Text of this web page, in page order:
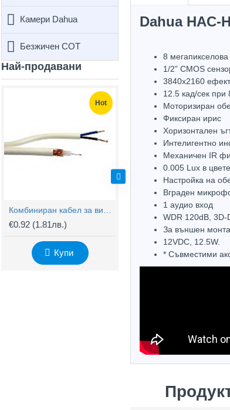
Камери Dahua
Безжичен СОТ
Най-продавани
Hot
€0.92 (1.81лв.)
Купи
Hot
BNC Kонектор с Винт
(1.20лв.)
Купи
Dahua HAC-
8
1/2” CMOS
3840х2160
12.5 кад/сек при
Моторизиран
Фиксиран ирис
Хоризонтален
Интелигентно
Механичен IR
0.005 Lux в
Настройка на
Вграден
1 аудио вход
WDR 120dB, 3D-
За външен
12VDC, 12.5W.
* Съвместими